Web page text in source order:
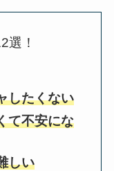
選！
したくない
て不安にな
しい